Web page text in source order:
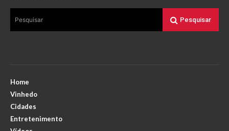
Pesquisar Pesquisar
Home
Vinhedo
Cidades
Entretenimento